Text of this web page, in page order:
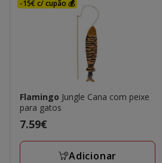
-15€ c/ cupão 💰
Flamingo Jungle Cana com peixe
para gatos
Preço
7.59€
7.59€
Adicionar